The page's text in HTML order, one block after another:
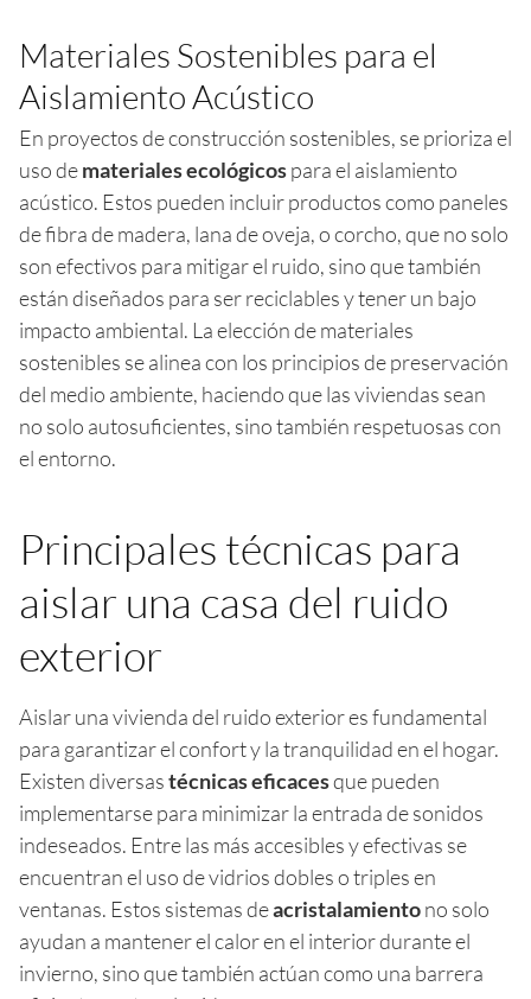
Materiales Sostenibles para el
Aislamiento Acústico
En proyectos de construcción sostenibles, se prioriza el
uso demateriales ecológicospara el aislamiento
acústico. Estos pueden incluir productos como paneles
de fibra de madera, lana de oveja, o corcho, que no solo
son efectivos para mitigar el ruido, sino que también
están diseñados para ser reciclables y tener un bajo
impacto ambiental. La elección de materiales
sostenibles se alinea con los principios de preservación
del medio ambiente, haciendo que las viviendas sean
no solo autosuficientes, sino también respetuosas con
el entorno.
Principales técnicas para
aislar una casa del ruido
exterior
Aislar una vivienda del ruido exterior es fundamental
para garantizar el confort y la tranquilidad en el hogar.
Existen diversastécnicas eficacesque pueden
implementarse para minimizar la entrada de sonidos
indeseados. Entre las más accesibles y efectivas se
encuentran el uso de vidrios dobles o triples en
ventanas. Estos sistemas deacristalamientono solo
ayudan a mantener el calor en el interior durante el
invierno, sino que también actúan como una barrera